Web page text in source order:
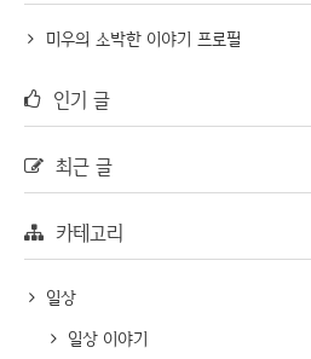
미우의 소박한 이야기 프로필
인기 글
최근 글
카테고리
일상
일상 이야기